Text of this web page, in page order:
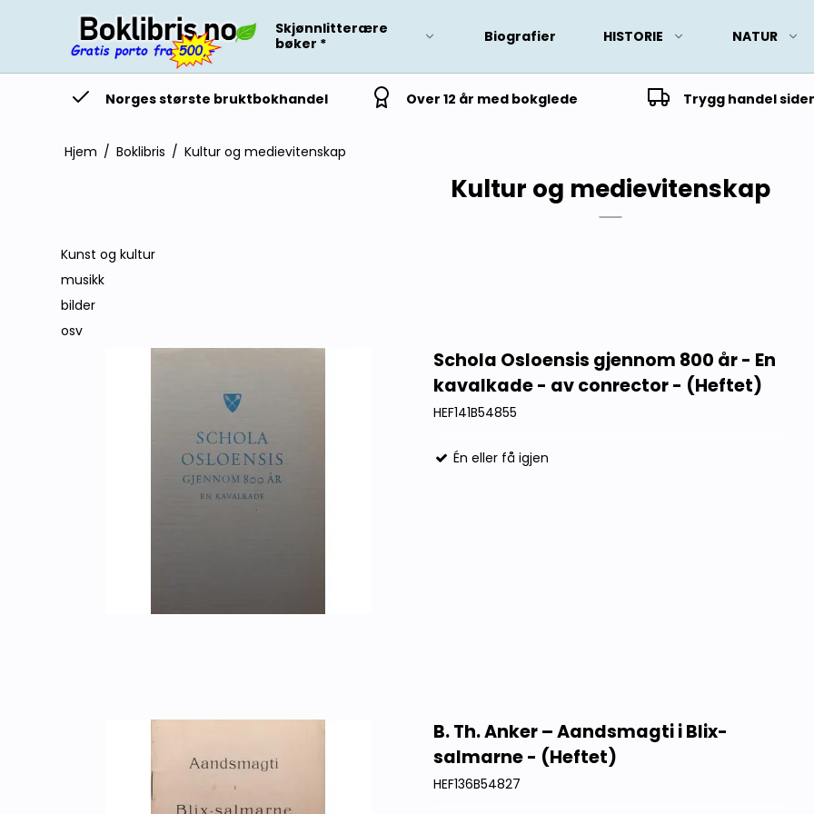
Skjønnlitterære
bøker *
Biografier HISTORIE NATUR
Norges største bruktbokhandel Over 12 år med bokglede Trygg handel
Hjem / Boklibris / Kultur og medievitenskap
Kultur og medievitenskap
Kunst og kultur
musikk
bilder
osv
Schola Osloensis gjennom 800 år - En
kavalkade - av conrector - (Heftet)
HEF141B54855
Én eller få igjen
B. Th. Anker – Aandsmagti i Blix-
salmarne - (Heftet)
HEF136B54827